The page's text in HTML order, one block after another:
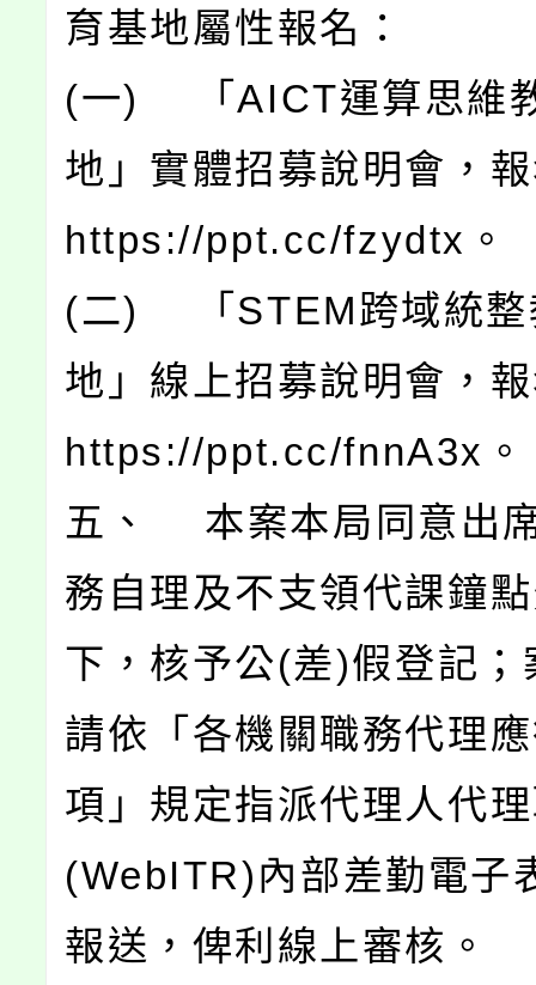
育基地屬性報名：
(一) 「AICT運算思維
地」實體招募說明會，
https://ppt.cc/fzydtx。
(二) 「STEM跨域統整
地」線上招募說明會，
https://ppt.cc/fnnA3x。
五、 本案本局同意出
務自理及不支領代課鐘
下，核予公(差)假登記；
請依「各機關職務代理
項」規定指派代理人代
(WebITR)內部差勤電子
報送，俾利線上審核。